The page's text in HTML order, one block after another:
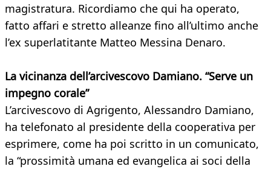
magistratura. Ricordiamo che qui ha operato,
fatto affari e stretto alleanze fino all’ultimo anche
l’ex superlatitante Matteo Messina Denaro.
La vicinanza dell’arcivescovo Damiano. “Serve un
impegno corale”
L’arcivescovo di Agrigento, Alessandro Damiano,
ha telefonato al presidente della cooperativa per
esprimere, come ha poi scritto in un comunicato,
la “prossimità umana ed evangelica ai soci della